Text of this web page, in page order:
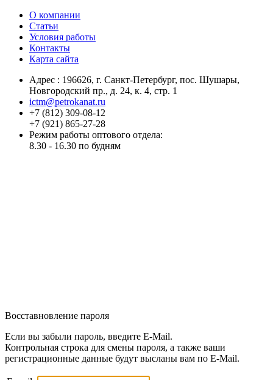
О компании
Статьи
Условия работы
Контакты
Карта сайта
Адрес : 196626, г. Санкт-Петербург, пос. Шушары,
Новгородский пр., д. 24, к. 4, стр. 1
ictm@petrokanat.ru
+7 (812) 309-08-12
+7 (921) 865-27-28
Режим работы оптового отдела:
8.30 - 16.30 по будням
Восставновление пароля
Если вы забыли пароль, введите E-Mail.
Контрольная строка для смены пароля, а также ваши
регистрационные данные будут высланы вам по E-Mail.